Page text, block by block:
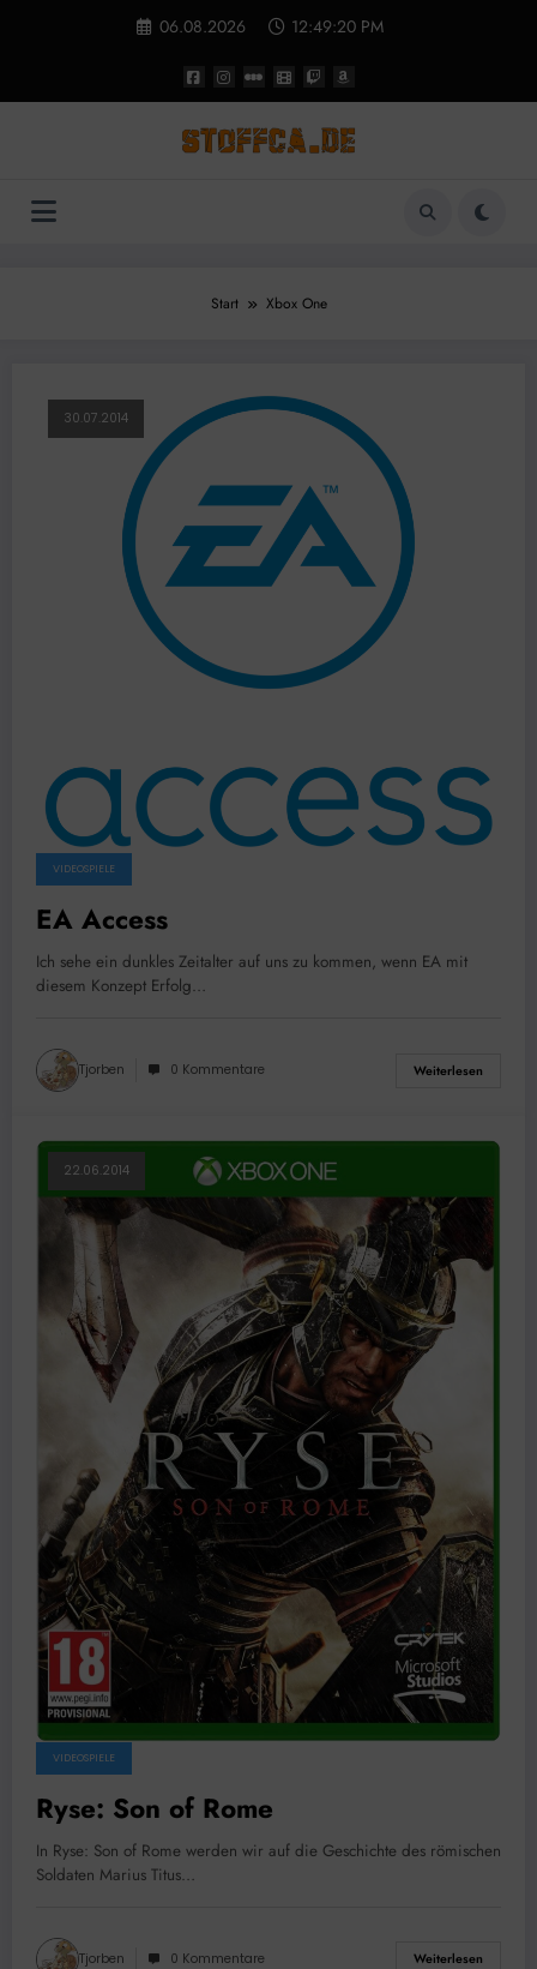
06.08.2026 12:49:20 PM
Start Xbox One
30.07.2014
VIDEOSPIELE
EA Access
Ich sehe ein dunkles Zeitalter auf uns zu kommen, wenn EA mit
diesem Konzept Erfolg…
Tjorben 0 Kommentare Weiterlesen
22.06.2014
VIDEOSPIELE
Ryse: Son of Rome
In Ryse: Son of Rome werden wir auf die Geschichte des römischen
Soldaten Marius Titus…
Tjorben 0 Kommentare Weiterlesen